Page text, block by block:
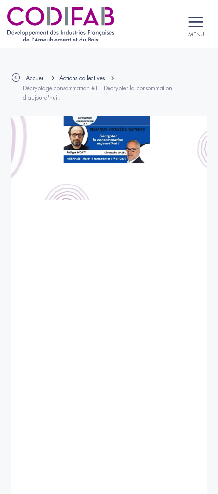
MENU
Accueil
Actions collectives
Décryptage consommation #1 - Décrypter la consommation
d'aujourd'hui !